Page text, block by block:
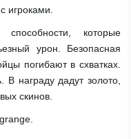
игроками.
которые
урон. Безопасная
погибают в схватках.
В награду дадут золото,
скинов.